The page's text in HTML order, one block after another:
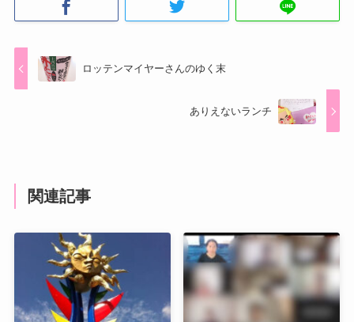
ロッテンマイヤーさんのゆく末
ありえないランチ
関連記事